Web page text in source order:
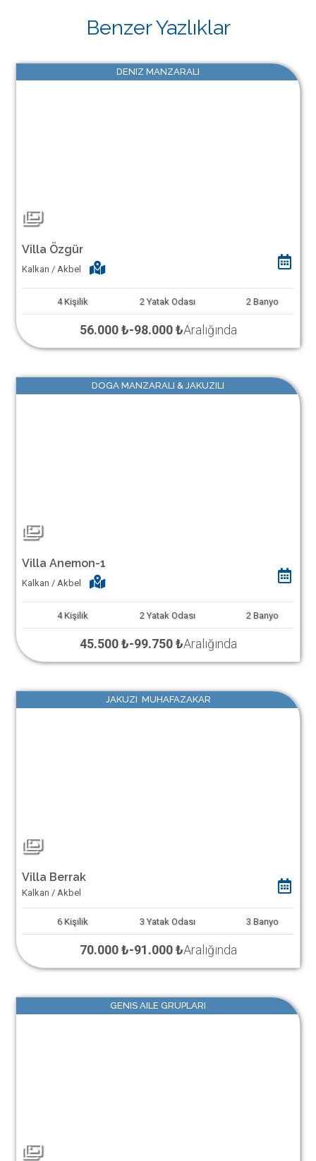
Benzer Yazlıklar
DENIZ MANZARALI
Villa Özgür
Kalkan / Akbel
4 Kişilik 2 Yatak Odası 2 Banyo
56.000 ₺-98.000 ₺Aralığında
DOGA MANZARALI & JAKUZILI
Villa Anemon-1
Kalkan / Akbel
4 Kişilik 2 Yatak Odası 2 Banyo
45.500 ₺-99.750 ₺Aralığında
JAKUZI MUHAFAZAKAR
Villa Berrak
Kalkan / Akbel
6 Kişilik 3 Yatak Odası 3 Banyo
70.000 ₺-91.000 ₺Aralığında
GENIS AILE GRUPLARI